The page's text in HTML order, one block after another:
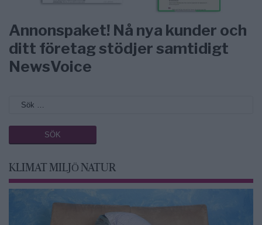
Annonspaket! Nå nya kunder och
ditt företag stödjer samtidigt
NewsVoice
KLIMAT MILJÖ NATUR